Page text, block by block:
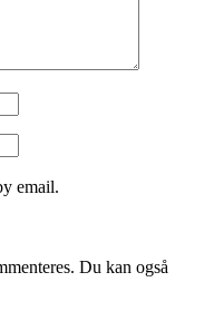
email.
Du kan også